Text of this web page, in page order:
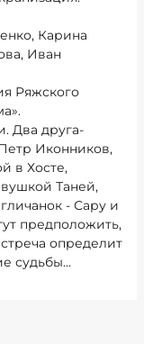
Карина
Иван
Ряжского
Два друга-
Иконников,
в Хосте,
Таней,
- Сару и
предположить,
определит
судьбы…